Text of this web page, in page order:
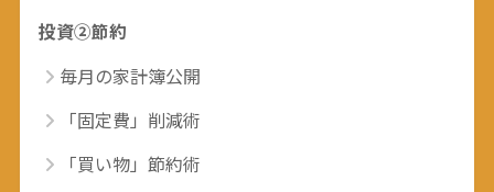
投資②節約
毎月の家計簿公開
「固定費」削減術
「買い物」節約術